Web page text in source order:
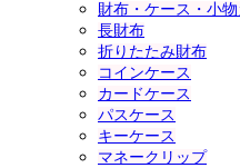
財布・ケース・小
長財布
折りたたみ財布
コインケース
カードケース
パスケース
キーケース
マネークリップ